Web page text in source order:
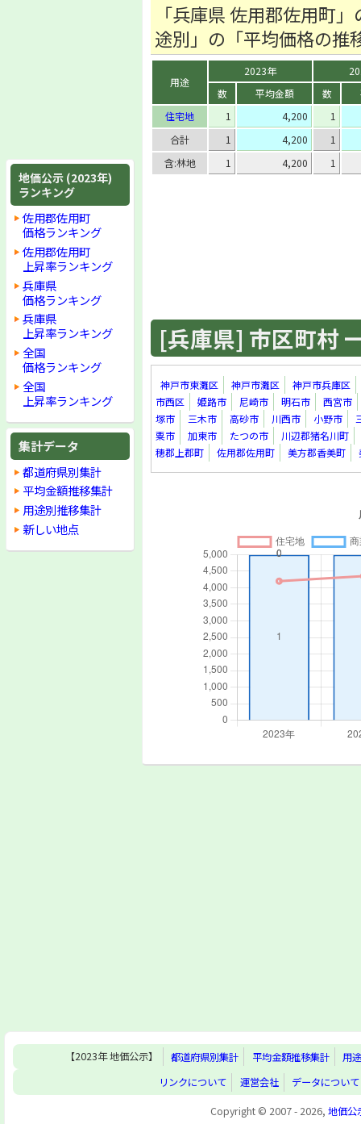
地価公示 (2023年)
ランキング
佐用郡佐用町
価格ランキング
佐用郡佐用町
上昇率ランキング
兵庫県
価格ランキング
兵庫県
上昇率ランキング
全国
価格ランキング
全国
上昇率ランキング
集計データ
都道府県別集計
平均金額推移集計
用途別推移集計
新しい地点
「兵庫県 佐用郡佐用町
途別」の「平均価格の推
用途
2023年
数
平均金額 数
住宅地
1 4,200
1
合計
1 4,200
1
含:林地
1 4,200 1
[兵庫県] 市区町村
神戸市東灘区 神戸市灘区
神戸市兵庫区
市西区
姫路市 尼崎市 明石市
西宮市
塚市
三木市 高砂市 川西市 小野市
粟市
加東市 たつの市
川辺郡猪名川町
穂郡上郡町
佐用郡佐用町 美方郡香美町
【2023年 地価公示】 都道府県別集計 平均金額推移集計
用
リンクについて
運営会社
データについて
Copyright © 2007 - 2026, 地価公